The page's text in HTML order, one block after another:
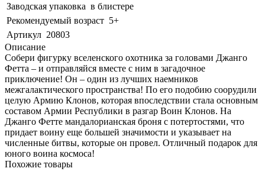
Заводская упаковка в блистере
Рекомендуемый возраст 5+
Артикул 20803
Описание
Собери фигурку вселенского охотника за головами Джанго
Фетта – и отправляйся вместе с ним в загадочное
приключение! Он – один из лучших наемников
межгалактического пространства! По его подобию соорудили
целую Армию Клонов, которая впоследствии стала основным
составом Армии Республики в разгар Воин Клонов. На
Джанго Фетте мандалорианская броня с потертостями, что
придает воину еще большей значимости и указывает на
численные битвы, которые он провел. Отличный подарок для
юного воина космоса!
Похожие товары